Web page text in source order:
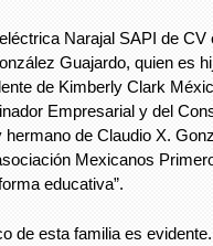
Narajal SAPI de CV
Guajardo, quien es
de Kimberly Clark
Empresarial y del
de Claudio X.
Mexicanos
educativa”.
de esta familia es